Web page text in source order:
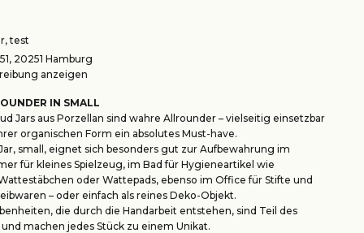
test
20251 Hamburg
anzeigen
IN SMALL
Jars aus Porzellan sind wahre Allrounder – vielseitig einsetzbar
organischen Form ein absolutes Must-have.
small, eignet sich besonders gut zur Aufbewahrung im
für kleines Spielzeug, im Bad für Hygieneartikel wie
oder Wattepads, ebenso im Office für Stifte und
– oder einfach als reines Deko-Objekt.
die durch die Handarbeit entstehen, sind Teil des
machen jedes Stück zu einem Unikat.